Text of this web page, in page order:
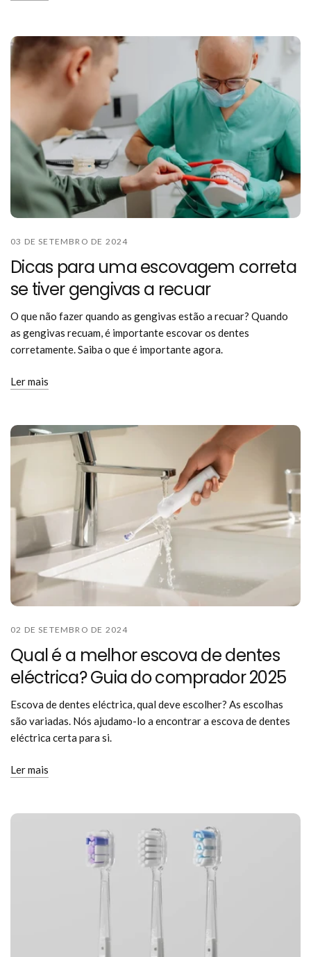
03 DE SETEMBRO DE 2024
Dicas para uma escovagem correta
se tiver gengivas a recuar
O que não fazer quando as gengivas estão a recuar? Quando
as gengivas recuam, é importante escovar os dentes
corretamente. Saiba o que é importante agora.
Ler mais
02 DE SETEMBRO DE 2024
Qual é a melhor escova de dentes
eléctrica? Guia do comprador 2025
Escova de dentes eléctrica, qual deve escolher? As escolhas
são variadas. Nós ajudamo-lo a encontrar a escova de dentes
eléctrica certa para si.
Ler mais